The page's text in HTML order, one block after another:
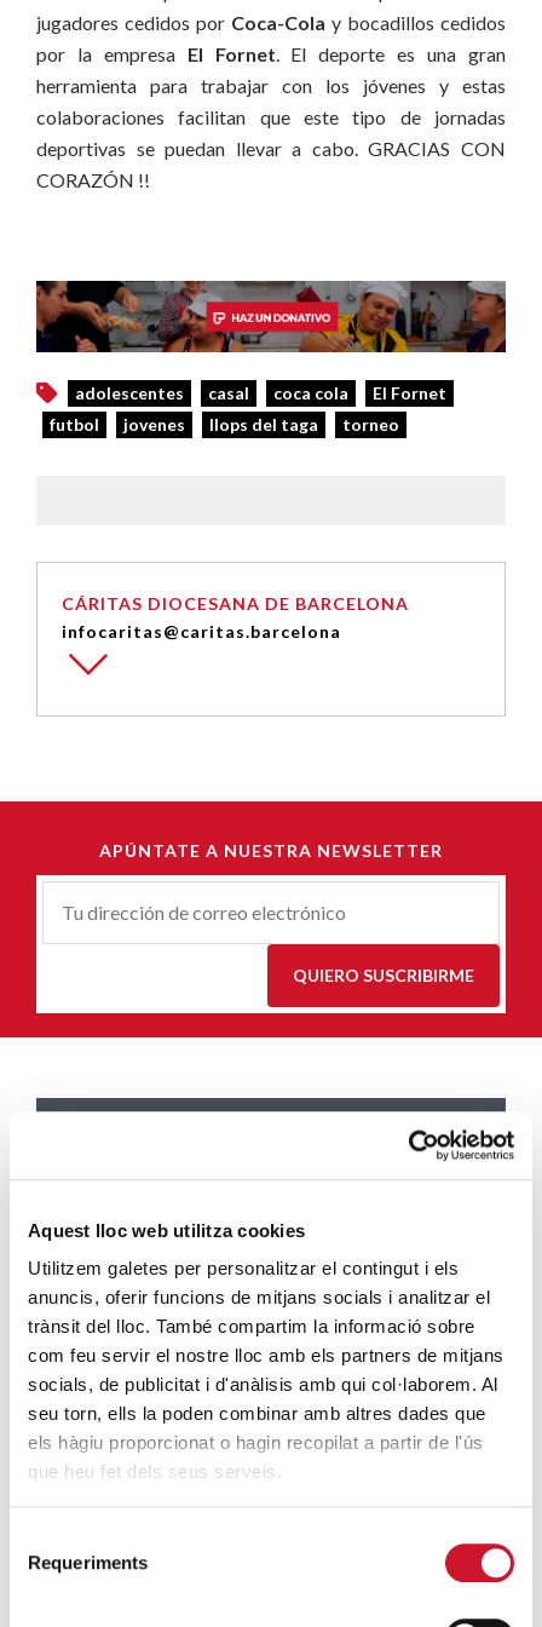
Aquest lloc web utilitza cookies
Utilitzem galetes per personalitzar el contingut i els
anuncis, oferir funcions de mitjans socials i analitzar el
trànsit del lloc. També compartim la informació sobre
com feu servir el nostre lloc amb els partners de mitjans
socials, de publicitat i d'anàlisis amb qui col·laborem. Al
seu torn, ells la poden combinar amb altres dades que
els hàgiu proporcionat o hagin recopilat a partir de l'ús
que heu fet dels seus serveis.
Requeriments
jugadores cedidos por Coca-Cola y bocadillos cedidos
por la empresa El Fornet. El deporte es una gran
herramienta para trabajar con los jóvenes y estas
colaboraciones facilitan que este tipo de jornadas
deportivas se puedan llevar a cabo. GRACIAS CON
CORAZÓN !!
adolescentes casal coca cola
El Fornet
futbol
jovenes llops del taga torneo
CÁRITAS DIOCESANA DE BARCELONA
infocaritas@caritas.barcelona
APÚNTATE A NUESTRA NEWSLETTER
Correu-
QUIERO SUSCRIBIRME
Un ropero a la última moda
SIGUE LEYENDO
Mucho más que comer
SIGUE LEYENDO
Endulzando la vida de los más pequeños
ENTRADAS RELACIONADAS